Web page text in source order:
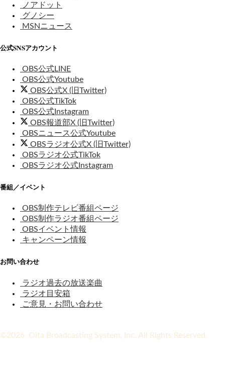
ノアドット
グノシー
MSNニュース
公式SNSアカウント
OBS公式LINE
OBS公式Youtube
OBS公式X (旧Twitter)
OBS公式TikTok
OBS公式Instagram
OBS報道部X (旧Twitter)
OBSニュース公式Youtube
OBSラジオ公式X (旧Twitter)
OBSラジオ公式TikTok
OBSラジオ公式Instagram
番組／イベント
OBS制作テレビ番組ページ
OBS制作ラジオ番組ページ
OBSイベント情報
キャンペーン情報
お問い合わせ
ラジオ過去の放送楽曲
ラジオ目安箱
ご意見・お問い合わせ
©2026 Oita Broadcasting System, Inc. All Rights Reserved.